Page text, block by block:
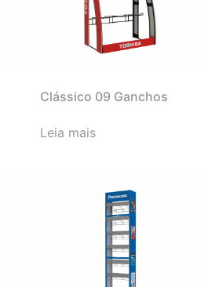
Clássico 09 Ganchos
Leia mais